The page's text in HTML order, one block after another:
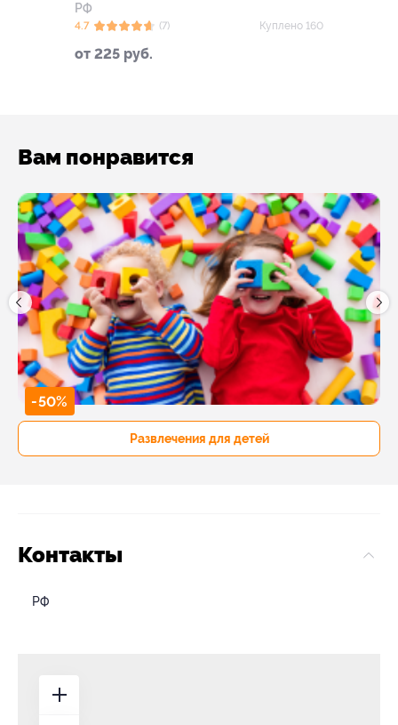
РФ
от 225 руб.
4.7 (7) Куплено 160
Вам понравится
-50%
Развлечения для детей
Контакты
РФ